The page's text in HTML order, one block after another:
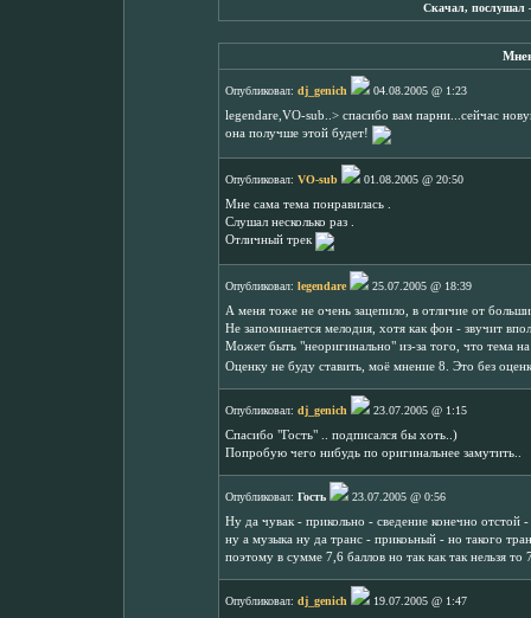
Скачал, послушал
Опубликовал: dj_genich
04.08.2005 @ 1:23
legendare,VO-sub..> спасибо вам парни...сейчас
она получше этой будет!
Опубликовал: VO-sub
01.08.2005 @ 20:50
Мне сама тема понравилась .
Слушал несколько раз .
Отличный трек
Опубликовал: legendare
25.07.2005 @ 18:39
А меня тоже не очень зацепило, в отличие от
Не запоминается мелодия, хотя как фон - звучит
Может быть "неоригинально" из-за того, что тема
Оценку не буду ставить, моё мнение 8. Это без
Опубликовал: dj_genich
23.07.2005 @ 1:15
Спасибо "Гость" .. подписался бы хоть..)
Попробую чего нибудь по оригинальнее замутить..
Опубликовал: Гость
23.07.2005 @ 0:56
Ну да чувак - прикольно - сведение конечно отстой
ну а музыка ну да транс - прикоьный - но такого
поэтому в сумме 7,6 баллов но так как так нельзя то
Опубликовал: dj_genich
19.07.2005 @ 1:47